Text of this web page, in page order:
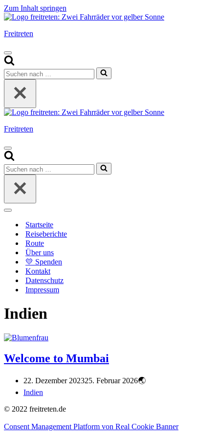
Zum Inhalt springen
Freitreten
Navigationsmenü
Suchen
nach …
Freitreten
Navigationsmenü
Suchen
nach …
Navigationsmenü
Startseite
Reiseberichte
Route
Über uns
💛 Spenden
Kontakt
Datenschutz
Impressum
Indien
Welcome to Mumbai
22. Dezember 202325. Februar 2026
Indien
© 2022 freitreten.de
Consent Management Platform von Real Cookie Banner